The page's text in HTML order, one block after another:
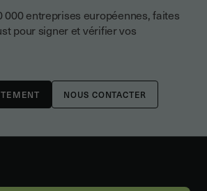
000 entreprises européennes, faites
pour signer et vérifier vos
NOUS CONTACTER